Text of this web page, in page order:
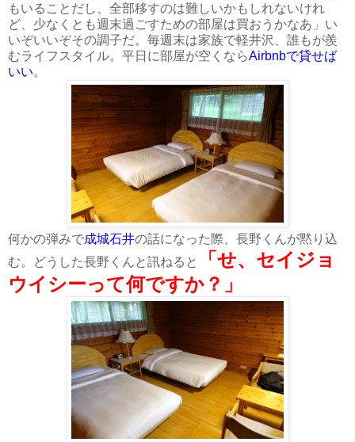
もいることだし、全部移すのは難しいかもしれないけれ
ど、少なくとも週末過ごすための部屋は買おうかなあ」い
いぞいいぞその調子だ。毎週末は家族で軽井沢、誰もが羨
むライフスタイル。平日に部屋が空くならAirbnbで貸せば
いい。
何かの弾みで成城石井の話になった際、長野くんが黙り込
む。どうした長野くんと訊ねると
「せ、セイジョ
ウイシーって何ですか？」